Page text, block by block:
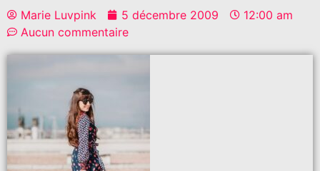
Marie Luvpink 5 décembre 2009
12:00 am
Aucun commentaire